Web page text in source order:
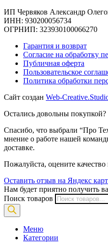
ИП Червяков Александр
ИНН: 930200056734
ОГРНИП: 323930100066270
Гарантия и возврат
Согласие на обработку
Публичная оферта
Пользовательское
Политика обработки
Сайт создан Web-
Остались довольны покупкой?
Спасибо, что выбрали “Про
мнение о работе нашей
доставке.
Пожалуйста, оцените качество
Оставить отзыв на Яндекс
Нам будет приятно получить
Поиск товаров
Меню
Категории